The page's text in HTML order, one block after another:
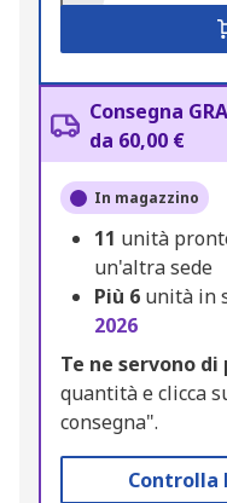
Consegna
da 60,00 €
In magazzino
11 unità
un'altra sede
Più 6 unità in
2026
Te ne servono di
quantità e clicca
consegna".
Controlla